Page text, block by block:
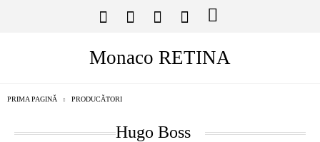
Monaco RETINA
PRIMA PAGINĂ PRODUCĂTORI
Hugo Boss